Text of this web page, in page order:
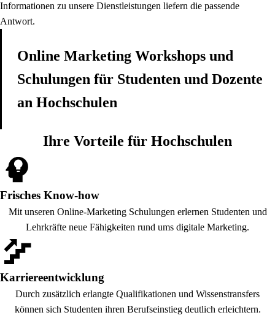
Informationen zu unsere Dienstleistungen liefern die passende
Antwort.
Online Marketing Workshops und
Schulungen für Studenten und Dozente
an Hochschulen
Ihre Vorteile für Hochschulen
Frisches Know-how
Mit unseren Online-Marketing Schulungen erlernen Studenten und
Lehrkräfte neue Fähigkeiten rund ums digitale Marketing.
Karriereentwicklung
Durch zusätzlich erlangte Qualifikationen und Wissenstransfers
können sich Studenten ihren Berufseinstieg deutlich erleichtern.